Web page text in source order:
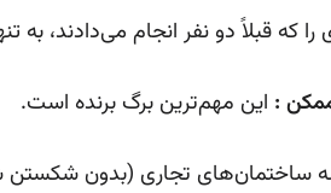
که قبلاً دو نفر انجام می‌دادند، به
این مهم‌ترین برگ برنده است.
ساختمان‌های تجاری (بدون